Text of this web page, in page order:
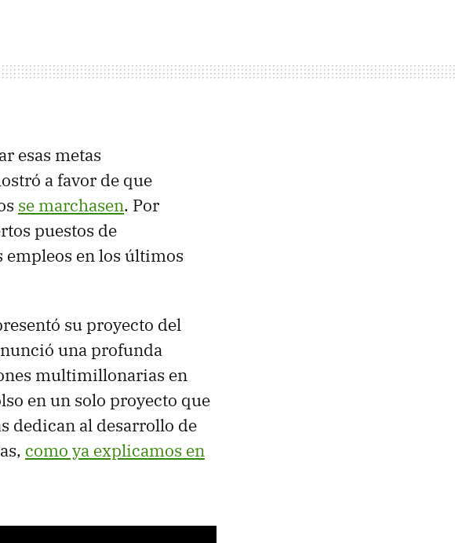
esas metas
a favor de que
se marchasen. Por
puestos de
en los últimos
su proyecto del
una profunda
multimillonarias en
en un solo proyecto que
dedican al desarrollo de
como ya explicamos en